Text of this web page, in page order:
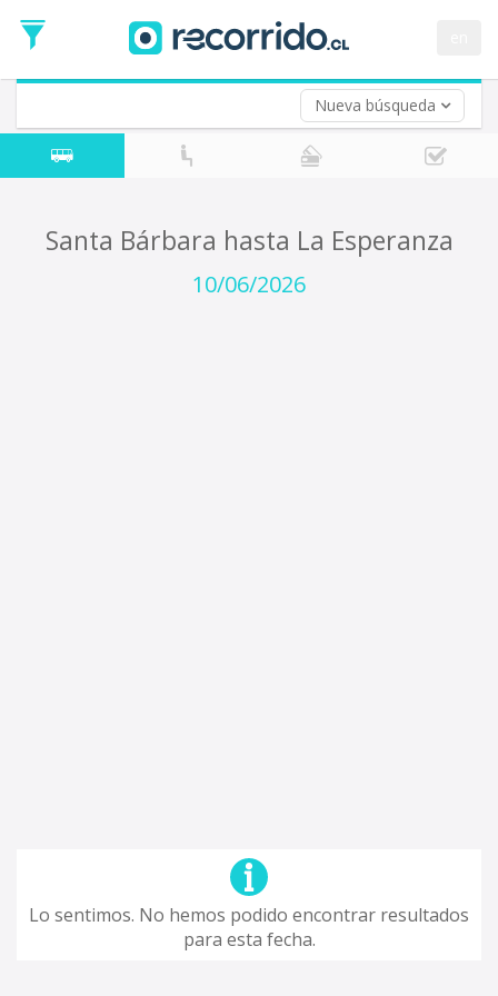
Nueva búsqueda
de
Ida
Vuelta (opcional)
Fecha
de
Santa Bárbara hasta La Esperanza
10/06/2026
Lo sentimos. No hemos podido encontrar resultados
para esta fecha.